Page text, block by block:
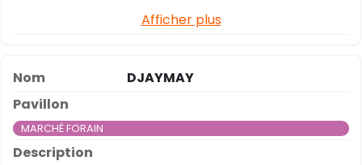
Afficher plus
DJAYMAY
MARCHÉ FORAIN